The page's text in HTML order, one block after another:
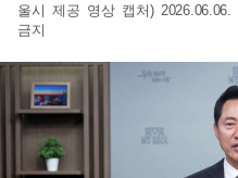
울시 제공 영상 캡처) 2026.06.06.
금지